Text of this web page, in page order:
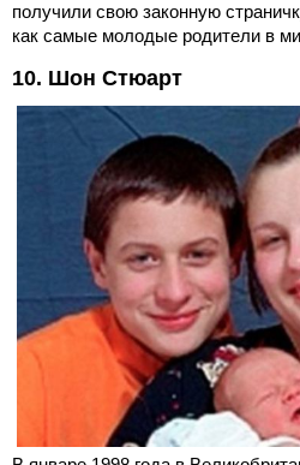
получили свою законную
как самые молодые родители в
10. Шон Стюарт